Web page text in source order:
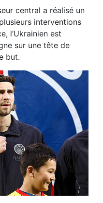
central a réalisé un
interventions
l’Ukrainien est
sur une tête de
but.